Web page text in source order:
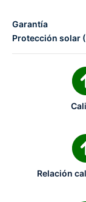
Garantía
Protección solar
Relación